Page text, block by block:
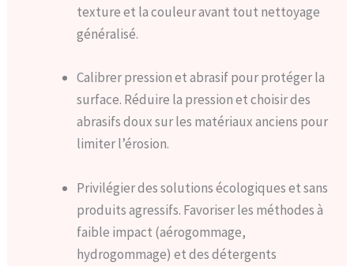
texture et la couleur avant tout nettoyage
généralisé.
Calibrer pression et abrasif pour protéger la
surface. Réduire la pression et choisir des
abrasifs doux sur les matériaux anciens pour
limiter l’érosion.
Privilégier des solutions écologiques et sans
produits agressifs. Favoriser les méthodes à
faible impact (aérogommage,
hydrogommage) et des détergents